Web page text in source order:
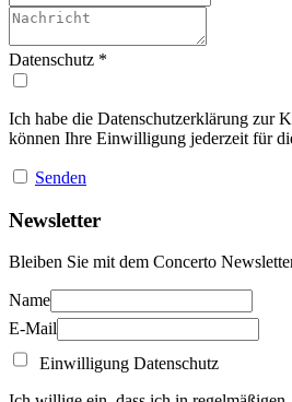
Datenschutz *
Ich habe die Datenschutzerklärung zur
können Ihre Einwilligung jederzeit für
Senden
Newsletter
Bleiben Sie mit dem Concerto
Name
E-Mail
Einwilligung Datenschutz